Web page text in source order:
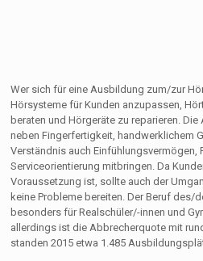
Wer sich für eine Ausbildung zum/zur
Hörsysteme für Kunden anzupassen,
beraten und Hörgeräte zu reparieren.
neben Fingerfertigkeit, handwerklichem
Verständnis auch Einfühlungsvermögen,
Serviceorientierung mitbringen. Da
Voraussetzung ist, sollte auch der
keine Probleme bereiten. Der Beruf des/
besonders für Realschüler/-innen und
allerdings ist die Abbrecherquote mit
standen 2015 etwa 1.485